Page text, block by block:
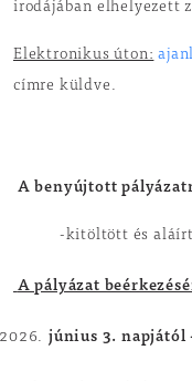
irodájában elhelyezett
Elektronikus úton:
címre küldve.
A benyújtott
-kitöltött és aláírt
A pályázat
június 3. napjától